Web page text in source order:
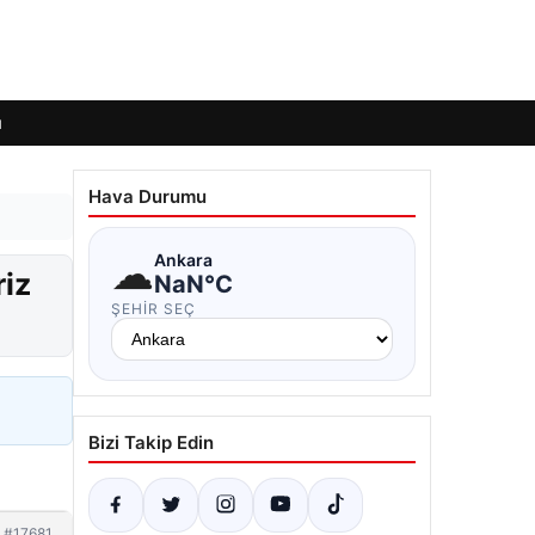
Hava Durumu
☁Ankara
NaN°C
ŞEHIR SEÇ
Bizi Takip Edin